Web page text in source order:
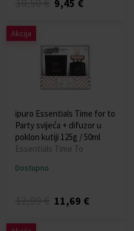
9,45 €
Akcija
ipuro Essentials Time for to
Party svijeća + difuzor u
poklon kutiji 125g / 50ml
Essentials Time To
Dostupno
11,69 €